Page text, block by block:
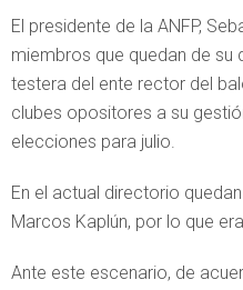
El presidente de la ANFP,
miembros que quedan de su
testera del ente rector del
clubes opositores a su
elecciones para julio.
En el actual directorio
Marcos Kaplún, por lo que
Ante este escenario, de